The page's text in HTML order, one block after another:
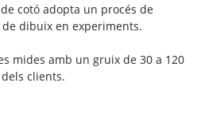
cotó adopta un procés de
dibuix en experiments.
mides amb un gruix de 30 a 120
clients.